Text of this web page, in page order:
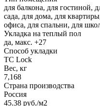
для балкона, для гостиной,
сада, для дома, для
офиса, для спальни, для
Укладка на теплый пол
да, макс. +27
Способ укладки
TC Lock
Вес, кг
7,168
Страна производства
Россия
45.38 руб./м2